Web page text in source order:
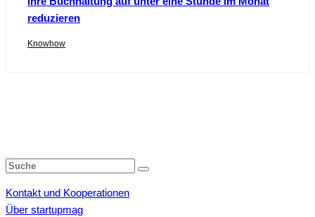
reduzieren
Knowhow
Kontakt und Kooperationen
Über startupmag